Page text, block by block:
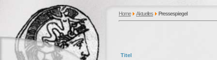
Home Aktuelles Pressespiegel
Titel